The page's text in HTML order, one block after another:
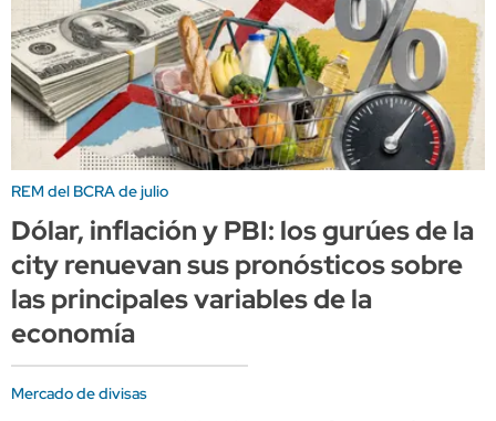
REM del BCRA de julio
Dólar, inflación y PBI: los gurúes de la
city renuevan sus pronósticos sobre
las principales variables de la
economía
Mercado de divisas